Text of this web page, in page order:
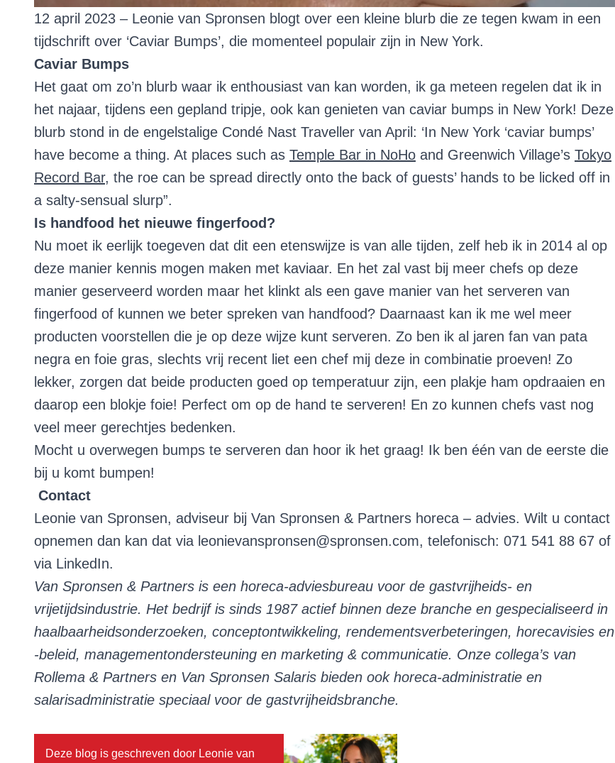
12 april 2023 – Leonie van Spronsen blogt over een kleine blurb die ze tegen kwam in een
tijdschrift over ‘Caviar Bumps’, die momenteel populair zijn in New York.
Caviar Bumps
Het gaat om zo’n blurb waar ik enthousiast van kan worden, ik ga meteen regelen dat ik in
het najaar, tijdens een gepland tripje, ook kan genieten van caviar bumps in New York! Deze
blurb stond in de engelstalige Condé Nast Traveller van April: ‘In New York ‘caviar bumps’
have become a thing. At places such as Temple Bar in NoHo and Greenwich Village’s Tokyo
Record Bar, the roe can be spread directly onto the back of guests’ hands to be licked off in
a salty-sensual slurp”.
Is handfood het nieuwe fingerfood?
Nu moet ik eerlijk toegeven dat dit een etenswijze is van alle tijden, zelf heb ik in 2014 al op
deze manier kennis mogen maken met kaviaar. En het zal vast bij meer chefs op deze
manier geserveerd worden maar het klinkt als een gave manier van het serveren van
fingerfood of kunnen we beter spreken van handfood? Daarnaast kan ik me wel meer
producten voorstellen die je op deze wijze kunt serveren. Zo ben ik al jaren fan van pata
negra en foie gras, slechts vrij recent liet een chef mij deze in combinatie proeven! Zo
lekker, zorgen dat beide producten goed op temperatuur zijn, een plakje ham opdraaien en
daarop een blokje foie! Perfect om op de hand te serveren! En zo kunnen chefs vast nog
veel meer gerechtjes bedenken.
Mocht u overwegen bumps te serveren dan hoor ik het graag! Ik ben één van de eerste die
bij u komt bumpen!
Contact
Leonie van Spronsen, adviseur bij Van Spronsen & Partners horeca – advies. Wilt u contact
opnemen dan kan dat via leonievanspronsen@spronsen.com, telefonisch: 071 541 88 67 of
via LinkedIn.
Van Spronsen & Partners is een horeca-adviesbureau voor de gastvrijheids- en
vrijetijdsindustrie. Het bedrijf is sinds 1987 actief binnen deze branche en gespecialiseerd in
haalbaarheidsonderzoeken, conceptontwikkeling, rendementsverbeteringen, horecavisies en
-beleid, managementondersteuning en marketing & communicatie. Onze collega’s van
Rollema & Partners en Van Spronsen Salaris bieden ook horeca-administratie en
salarisadministratie speciaal voor de gastvrijheidsbranche.
Deze blog is geschreven door Leonie van